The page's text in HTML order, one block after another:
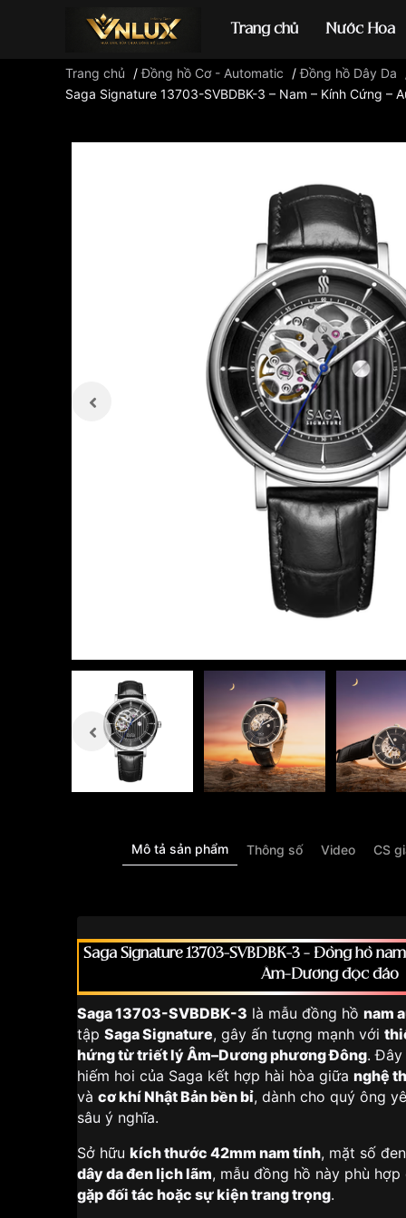
Trang chủ Nước Hoa
Trang chủ /Đồng hồ Cơ - Automatic /Đồng hồ Dây Da
Saga Signature 13703-SVBDBK-3 – Nam – Kính Cứng
Mô tả sản phẩm Thông số Video CS
Saga Signature 13703-SVBDBK-3 – Đồng hồ
Âm–Dương độc đáo
Saga 13703-SVBDBK-3 là mẫu đồng hồ nam
tập Saga Signature, gây ấn tượng mạnh với
hứng từ triết lý Âm–Dương phương Đông. Đây
hiếm hoi của Saga kết hợp hài hòa giữa nghệ
và cơ khí Nhật Bản bền bỉ, dành cho quý ông
sâu ý nghĩa.
Sở hữu kích thước 42mm nam tính, mặt số
dây da đen lịch lãm, mẫu đồng hồ này phù
gặp đối tác hoặc sự kiện trang trọng.